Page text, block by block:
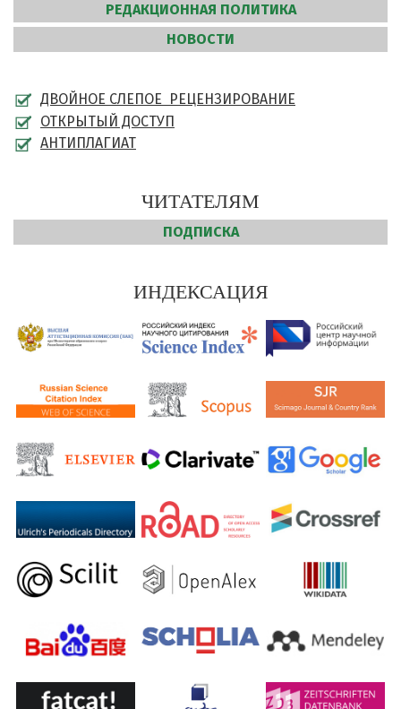
РЕДАКЦИОННАЯ ПОЛИТИКА
НОВОСТИ
ДВОЙНОЕ СЛЕПОЕ РЕЦЕНЗИРОВАНИЕ
ОТКРЫТЫЙ ДОСТУП
АНТИПЛАГИАТ
ЧИТАТЕЛЯМ
ПОДПИСКА
ИНДЕКСАЦИЯ